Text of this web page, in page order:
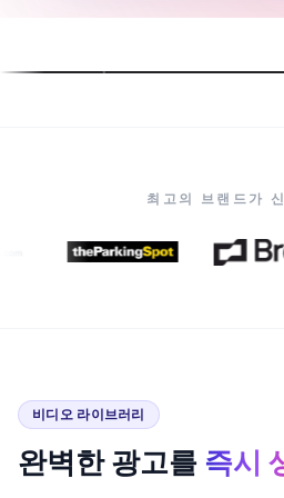
바타가 자연스럽게 대화·반응·상호
최고의 브랜드가
비디오 라이브러리
완벽한 광고를 즉시